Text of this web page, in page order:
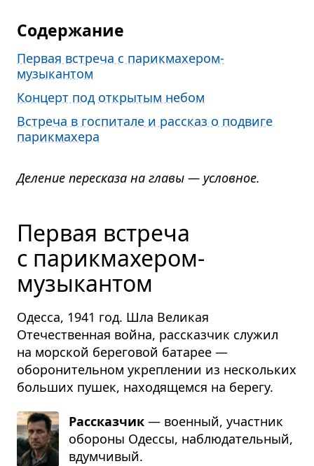
Содержание
Первая встреча с парикмахером-
музыкантом
Концерт под открытым небом
Встреча в госпитале и рассказ о подвиге
парикмахера
Деление пересказа на главы — условное.
Первая встреча
с парикмахером-
музыкантом
Одесса, 1941 год. Шла Великая
Отечественная война, рассказчик служил
на морской береговой батарее —
оборонительном укреплении из нескольких
больших пушек, находящемся на берегу.
Рассказчик — воен­ный, участ­ник
обо­роны Одессы, наблю­да­тель­ный,
вдум­чи­вый.